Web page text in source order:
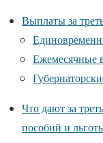
Выплаты за
Ежемесячные
Что дают за
пособий и